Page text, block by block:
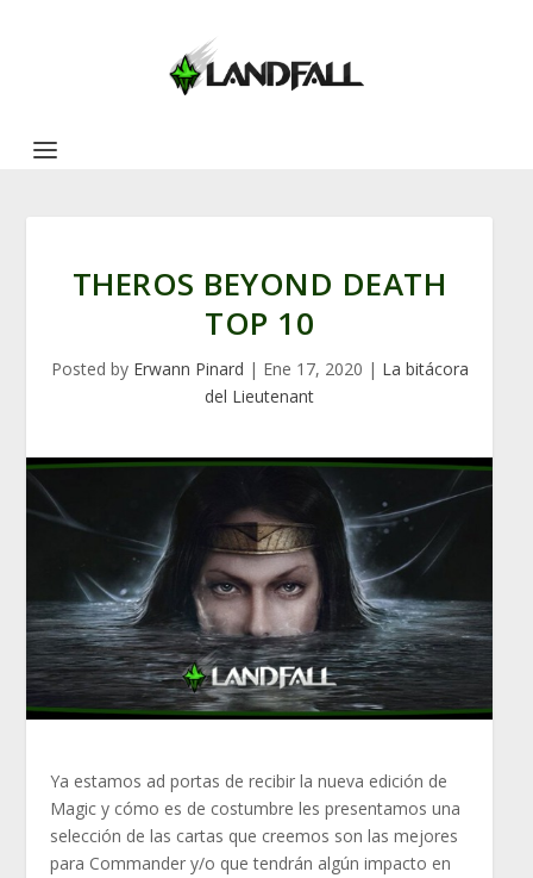
THEROS BEYOND DEATH
TOP 10
Posted by Erwann Pinard | Ene 17, 2020 | La bitácora
del Lieutenant
Ya estamos ad portas de recibir la nueva edición de
Magic y cómo es de costumbre les presentamos una
selección de las cartas que creemos son las mejores
para Commander y/o que tendrán algún impacto en